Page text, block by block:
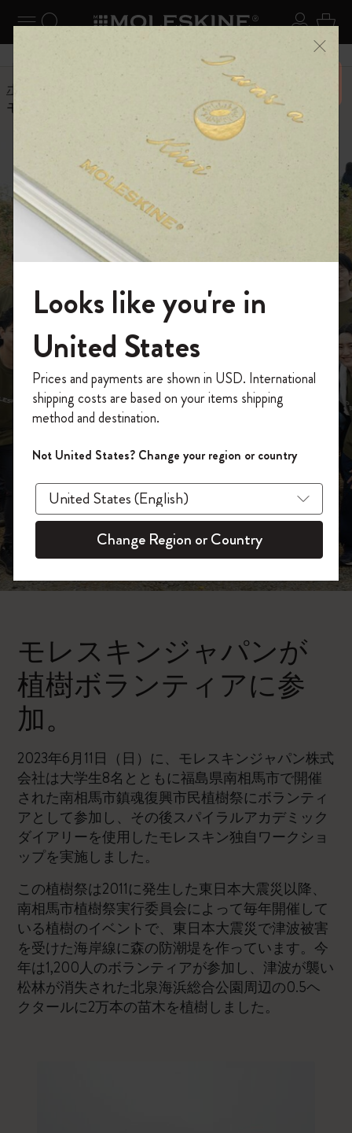
ナビゲーションの切替 ログ
検索 (キーワードなど) カ
6,500円以上のご購入で送料無料 メニ
ーを閉じる
ホーム
モレスキンジャパンが植樹ボランティアに参加。
モレスキンジャパンが
植樹ボランティアに参
加。
2023年6月11日（日）に、モレスキンジャパン株式
会社は大学生8名とともに福島県南相馬市で開催
された南相馬市鎮魂復興市民植樹祭にボランティ
アとして参加し、その後スパイラルアカデミック
ダイアリーを使用したモレスキン独自ワークショ
ップを実施しました。
この植樹祭は2011に発生した東日本大震災以降、
南相馬市植樹祭実行委員会によって毎年開催して
いる植樹のイベントで、東日本大震災で津波被害
を受けた海岸線に森の防潮堤を作っています。今
年は1,200人のボランティアが参加し、津波が襲い
松林が消失された北泉海浜総合公園周辺の0.5ヘ
クタールに2万本の苗木を植樹しました。
モレスキンの世界へようこそ
「WELCOME10」を入力すると、初回注
文が10%オフ＋送料無料になります。セ
ール・アウトレット品は適用外。
Moleskineアカウントを作成して限定オフ
ァーや会員特典、さらに多くのインスピ
レーションを手に入れましょう。
今すぐ会員登録 !
Looks like you're in
United States
Prices and payments are shown in USD. International
shipping costs are based on your items shipping
method and destination.
Not United States? Change your region or country
Change Region or Country